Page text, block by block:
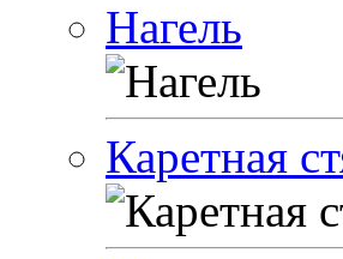
Нагель
Каретная